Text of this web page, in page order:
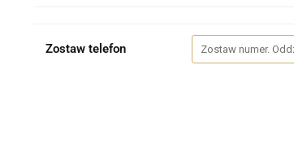
Zostaw telefon